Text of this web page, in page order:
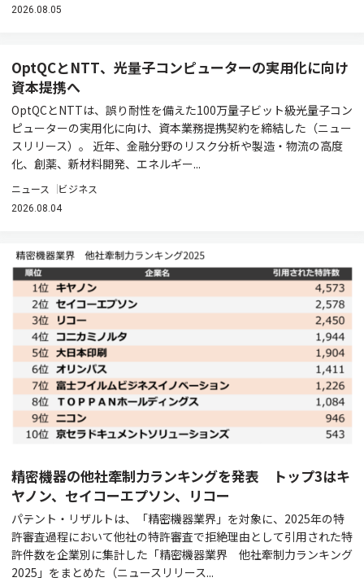
2026.08.05
OptQCとNTT、光量子コンピューターの実用化に向け
資本提携へ
OptQCとNTTは、誤り耐性を備えた100万量子ビット級光量子コン
ピューターの実用化に向け、資本業務提携契約を締結した（ニュー
スリリース）。 近年、金融分野のリスク分析や製造・物流の高度
化、創薬、新材料開発、エネルギー...
ニュース ビジネス
2026.08.04
精密機器の他社牽制力ランキングを発表 トップ3はキ
ヤノン、セイコーエプソン、リコー
パテント・リザルトは、「精密機器業界」を対象に、2025年の特
許審査過程において他社の特許審査で拒絶理由として引用された特
許件数を企業別に集計した「精密機器業界 他社牽制力ランキング
2025」をまとめた（ニュースリリース...